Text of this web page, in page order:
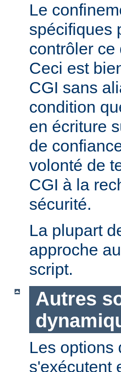
Le
spécifiques
contrôler ce
Ceci est
CGI sans
condition
en écriture
de
volonté de
CGI à la
sécurité.
La plupart
approche
script.
Autres
Les options
s'exécutent